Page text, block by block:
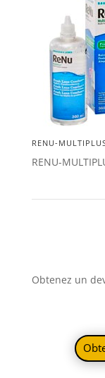
RENU-
RENU-
Obtenez un